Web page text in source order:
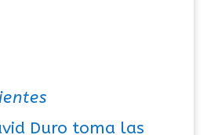
Duro toma las